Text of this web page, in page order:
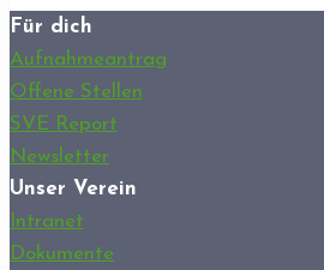
Für dich
Aufnahmeantrag
Offene Stellen
SVE Report
Newsletter
Unser Verein
Intranet
Dokumente